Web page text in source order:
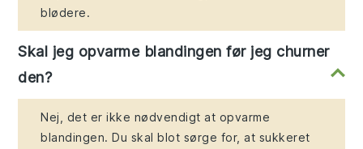
blødere.
Skal jeg opvarme blandingen før jeg churner
den?
Nej, det er ikke nødvendigt at opvarme
blandingen. Du skal blot sørge for, at sukkeret